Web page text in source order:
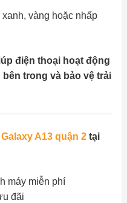
vàng hoặc nhấp
điện thoại hoạt động
trong và bảo vệ trải
A13 quận 2tại
máy miễn phí
đãi